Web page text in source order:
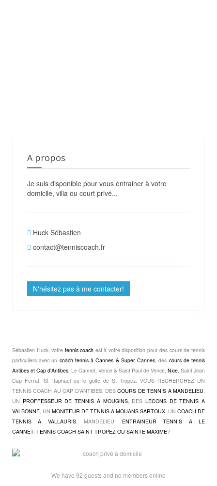
A propos
Je suis disponible pour vous entrainer à votre
domicile, villa ou court privé...
Huck Sébastien
contact@tenniscoach.fr
N'hésitez pas à me contacter!
Sébastien Huck, votre tennis coach est à votre disposition pour des cours de tennis
particuliers avec un coach tennis à Cannes & Super Cannes, des cours de tennis
Antibes et Cap d'Antibes, Le Cannet, Vence & Saint Paul de Vence, Nice, Saint Jean
Cap Ferrat, St Raphael ou le golfe de St Tropez. VOUS RECHERCHEZ UN
TENNIS COACH AU CAP D'ANTIBES, DESCOURS DE TENNIS A MANDELIEU,
UN PROFFESSEUR DE TENNIS A MOUGINS, DES LECONS DE TENNIS A
VALBONNE, UN MONITEUR DE TENNIS A MOUANS SARTOUX, UN COACH DE
TENNIS A VALLAURIS, MANDELIEU, ENTRAINEUR TENNIS A LE
CANNET, TENNIS COACH SAINT TROPEZ OU SAINTE MAXIME?
We have 92 guests and no members online